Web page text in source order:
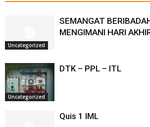
Uncategorized
SEMANGAT
MENGIMANI HARI
Uncategorized
DTK – PPL – ITL
Quis 1 IML